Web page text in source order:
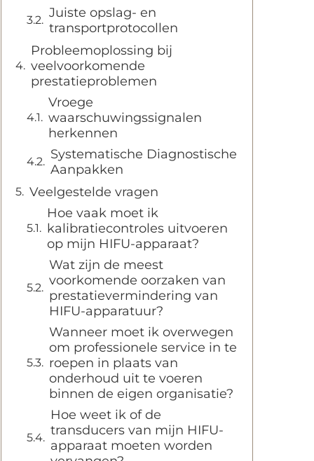
Juiste opslag- en
transportprotocollen
Probleemoplossing bij
veelvoorkomende
prestatieproblemen
Vroege
waarschuwingssignalen
herkennen
Systematische Diagnostische
Aanpakken
Veelgestelde vragen
Hoe vaak moet ik
kalibratiecontroles uitvoeren
op mijn HIFU-apparaat?
Wat zijn de meest
voorkomende oorzaken van
prestatievermindering van
HIFU-apparatuur?
Wanneer moet ik overwegen
om professionele service in te
roepen in plaats van
onderhoud uit te voeren
binnen de eigen organisatie?
Hoe weet ik of de
transducers van mijn HIFU-
apparaat moeten worden